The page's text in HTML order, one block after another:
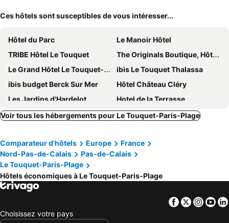
Ces hôtels sont susceptibles de vous intéresser...
Hôtel du Parc
Le Manoir Hôtel
TRIBE Hôtel Le Touquet
The Originals Boutique, Hôtel Neptune, Berck-sur-Mer
Le Grand Hôtel Le Touquet-Paris-Plage
ibis Le Touquet Thalassa
ibis budget Berck Sur Mer
Hôtel Château Cléry
Les Jardins d'Hardelot
Hotel de la Terrasse
Red Fox
Hôtel Barrière Le Westminster
voco Le Touquet by IHG
Hotel Regina
Stella Maris
Hotel Les Embruns
The Originals Access, Hôtel les Iris, Berck-sur-Mer
Hôtel Bristol
Best Western Hotel Le Semaphore
Best Western Hotel Hermitage
B&B HOTEL Berck-sur-Mer Rang-du-Fliers
Voir tous les hébergements pour Le Touquet-Paris-Plage
Comparateur d'hôtels Europe
France
Nord-Pas-de-Calais
Pas-de-Calais
Le Touquet-Paris-Plage
Hôtels économiques à Le Touquet-Paris-Plage
Facebook
Twitter
Choisissez votre pays